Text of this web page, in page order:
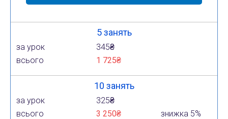
5 занять
за урок
345₴
всього
1 725₴
10 занять
за урок
325₴
всього
3 250₴ знижка 5%